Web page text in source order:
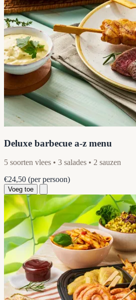
Deluxe barbecue a-z menu
5 soorten vlees • 3 salades • 2 sauzen
€24,50 (per persoon)
Voeg toe